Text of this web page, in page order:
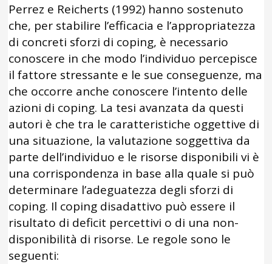
Perrez e Reicherts (1992) hanno sostenuto
che, per stabilire l’efficacia e l’appropriatezza
di concreti sforzi di coping, è necessario
conoscere in che modo l’individuo percepisce
il fattore stressante e le sue conseguenze, ma
che occorre anche conoscere l’intento delle
azioni di coping. La tesi avanzata da questi
autori è che tra le caratteristiche oggettive di
una situazione, la valutazione soggettiva da
parte dell’individuo e le risorse disponibili vi è
una corrispondenza in base alla quale si può
determinare l’adeguatezza degli sforzi di
coping. Il coping disadattivo può essere il
risultato di deficit percettivi o di una non-
disponibilità di risorse. Le regole sono le
seguenti: